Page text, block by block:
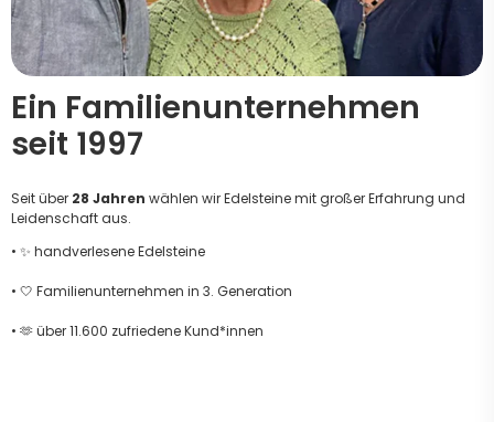
Ein Familienunternehmen
seit 1997
Seit über 28 Jahren wählen wir Edelsteine mit großer Erfahrung und
Leidenschaft aus.
• ✨ handverlesene Edelsteine
• 🤍 Familienunternehmen in 3. Generation
• 🫶 über 11.600 zufriedene Kund*innen